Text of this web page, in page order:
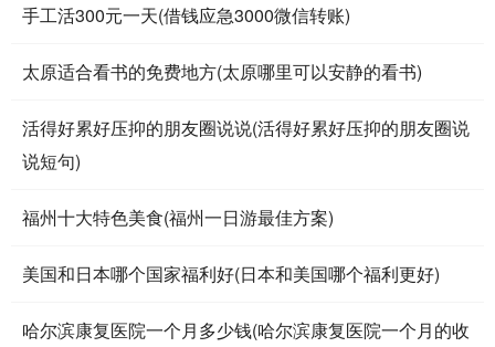
手工活300元一天(借钱应急3000微信转账)
太原适合看书的免费地方(太原哪里可以安静的看书)
活得好累好压抑的朋友圈说说(活得好累好压抑的朋友圈说
说短句)
福州十大特色美食(福州一日游最佳方案)
美国和日本哪个国家福利好(日本和美国哪个福利更好)
哈尔滨康复医院一个月多少钱(哈尔滨康复医院一个月的收